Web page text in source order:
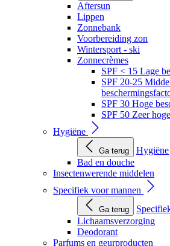
Aftersun
Lippen
Zonnebank
Voorbereiding zon
Wintersport - ski
Zonnecrèmes
SPF < 15 Lage
SPF 20-25
SPF 30 Hoge
SPF 50 Zeer
Hygiëne
Ga terug
Hygiëne
Bad en douche
Insectenwerende middelen
Specifiek voor mannen
Ga terug
Lichaamsverzorging
Deodorant
Parfums en geurproducten